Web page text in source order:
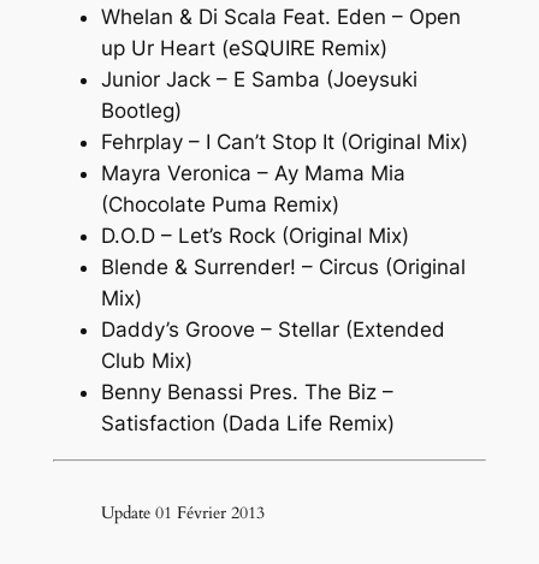
Whelan & Di Scala Feat. Eden – Open
up Ur Heart (eSQUIRE Remix)
Junior Jack – E Samba (Joeysuki
Bootleg)
Fehrplay – I Can’t Stop It (Original Mix)
Mayra Veronica – Ay Mama Mia
(Chocolate Puma Remix)
D.O.D – Let’s Rock (Original Mix)
Blende & Surrender! – Circus (Original
Mix)
Daddy’s Groove – Stellar (Extended
Club Mix)
Benny Benassi Pres. The Biz –
Satisfaction (Dada Life Remix)
Update 01 Février 2013